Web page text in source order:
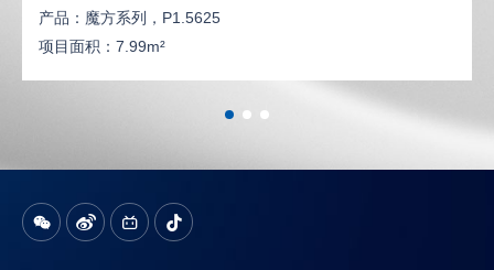
产品： 魔方系列，P1.5625
项目面积： 7.99m²